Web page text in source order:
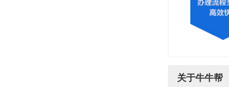
关于牛牛帮